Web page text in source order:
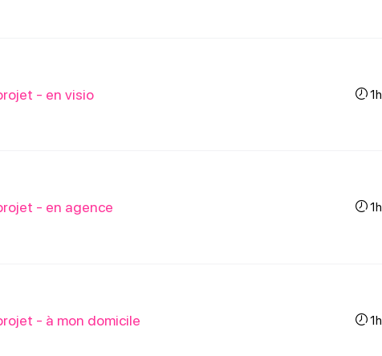
- en visio 1h
- en agence 1h
- à mon domicile 1h